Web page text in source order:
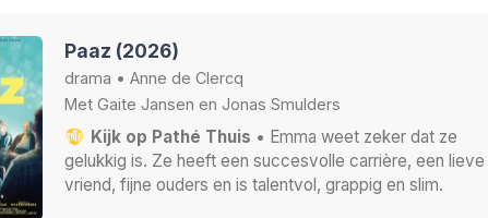
Paaz (2026)
drama • Anne de Clercq
Met Gaite Jansen en Jonas Smulders
Kijk op Pathé Thuis • Emma weet zeker dat ze
gelukkig is. Ze heeft een succesvolle carrière, een lieve
vriend, fijne ouders en is talentvol, grappig en slim.